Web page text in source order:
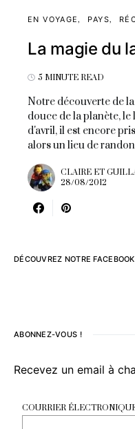
EN VOYAGE PAYS
La magie du
5 MINUTE READ
Notre découverte de
douce de la planète,
d'avril, il est encore
alors un lieu de
CLAIRE ET
28/08/2012
DÉCOUVREZ NOTRE FACEBOOK
ABONNEZ-VOUS !
Recevez un email à
COURRIER